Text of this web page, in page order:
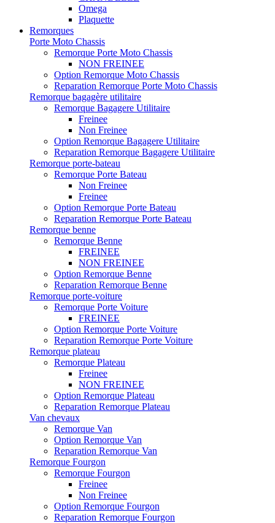
Omega
Plaquette
Remorques
Porte Moto Chassis
Remorque Porte Moto Chassis
NON FREINEE
Option Remorque Moto Chassis
Reparation Remorque Porte Moto Chassis
Remorque bagagère utilitaire
Remorque Bagagere Utilitaire
Freinee
Non Freinee
Option Remorque Bagagere Utilitaire
Reparation Remorque Bagagere Utilitaire
Remorque porte-bateau
Remorque Porte Bateau
Non Freinee
Freinee
Option Remorque Porte Bateau
Reparation Remorque Porte Bateau
Remorque benne
Remorque Benne
FREINEE
NON FREINEE
Option Remorque Benne
Reparation Remorque Benne
Remorque porte-voiture
Remorque Porte Voiture
FREINEE
Option Remorque Porte Voiture
Reparation Remorque Porte Voiture
Remorque plateau
Remorque Plateau
Freinee
NON FREINEE
Option Remorque Plateau
Reparation Remorque Plateau
Van chevaux
Remorque Van
Option Remorque Van
Reparation Remorque Van
Remorque Fourgon
Remorque Fourgon
Freinee
Non Freinee
Option Remorque Fourgon
Reparation Remorque Fourgon